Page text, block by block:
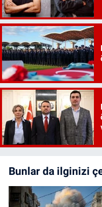
Bunlar da ilginizi